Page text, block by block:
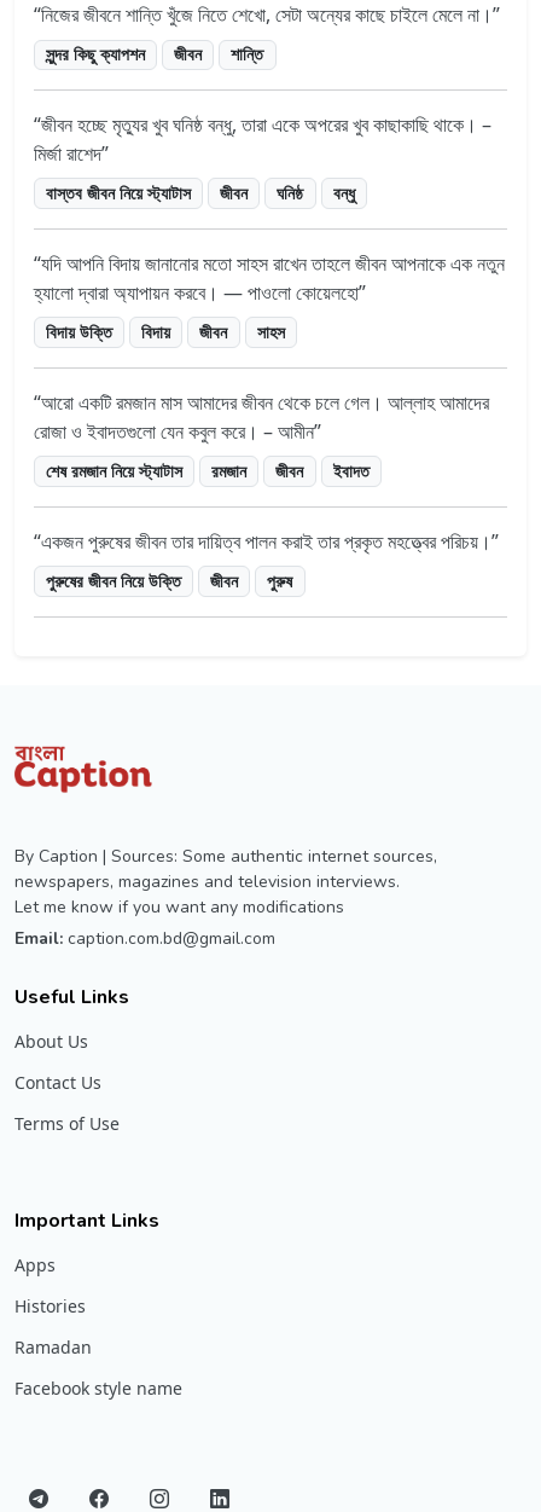
নিজের জীবনে শান্তি খুঁজে নিতে শেখো, সেটা অন্যের কাছে চাইলে মেলে না।
সুন্দর কিছু ক্যাপশন জীবন শান্তি
জীবন হচ্ছে মৃত্যুর খুব ঘনিষ্ঠ বন্ধু, তারা একে অপরের খুব কাছাকাছি থাকে। –
মির্জা রাশেদ
বাস্তব জীবন নিয়ে স্ট্যাটাস জীবন ঘনিষ্ঠ বন্ধু
যদি আপনি বিদায় জানানোর মতো সাহস রাখেন তাহলে জীবন আপনাকে এক নতুন
হ্যালো দ্বারা অ্যাপায়ন করবে। — পাওলো কোয়েলহো
বিদায় উক্তি বিদায় জীবন সাহস
আরো একটি রমজান মাস আমাদের জীবন থেকে চলে গেল। আল্লাহ আমাদের
রোজা ও ইবাদতগুলো যেন কবুল করে। – আমীন
শেষ রমজান নিয়ে স্ট্যাটাস রমজান জীবন ইবাদত
একজন পুরুষের জীবন তার দায়িত্ব পালন করাই তার প্রকৃত মহত্ত্বের পরিচয়।
পুরুষের জীবন নিয়ে উক্তি জীবন পুরুষ
By Caption | Sources: Some authentic internet sources,
newspapers, magazines and television interviews.
Let me know if you want any modifications
Email: caption.com.bd@gmail.com
Useful Links
About Us
Contact Us
Terms of Use
Important Links
Apps
Histories
Ramadan
Facebook style name